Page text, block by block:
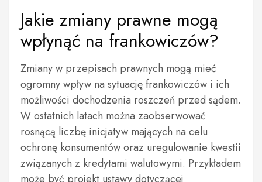
Jakie zmiany prawne mogą
wpłynąć na frankowiczów?
Zmiany w przepisach prawnych mogą mieć
ogromny wpływ na sytuację frankowiczów i ich
możliwości dochodzenia roszczeń przed sądem.
W ostatnich latach można zaobserwować
rosnącą liczbę inicjatyw mających na celu
ochronę konsumentów oraz uregulowanie kwestii
związanych z kredytami walutowymi. Przykładem
może być projekt ustawy dotyczącej